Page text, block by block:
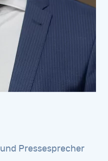
und Pressesprecher